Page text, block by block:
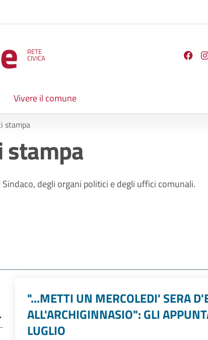
RETE
CIVICA
Vivere il comune
stampa
stampa
degli organi politici e degli uffici comunali.
"...METTI UN MERCOLEDI' SERA
ALL'ARCHIGINNASIO": GLI
LUGLIO